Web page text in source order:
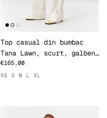
Top casual din bumbac
Tana Lawn, scurt, galben
pai
€165,00
XS S M L XL